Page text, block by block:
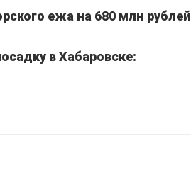
ежа на 680 млн рублей
в Хабаровске: